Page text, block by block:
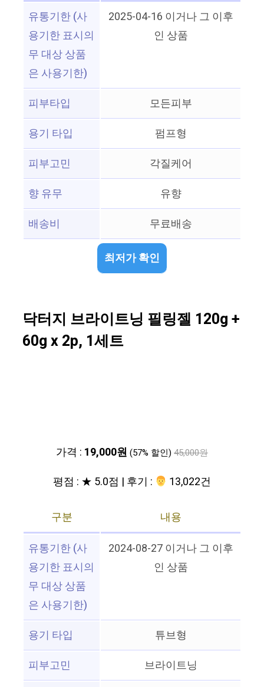
유통기한 (사
용기한 표시의
무 대상 상품
은 사용기한)
2025-04-16 이거나 그 이후
인 상품
피부타입
모든피부
용기 타입
펌프형
피부고민
각질케어
향 유무
유향
배송비
무료배송
최저가 확인
닥터지 브라이트닝 필링젤 120g +
60g x 2p, 1세트
가격 : 19,000원 (57% 할인) 45,000원
평점 : ★ 5.0점 | 후기 : ‍‍ 13,022건
구분
내용
유통기한 (사
용기한 표시의
무 대상 상품
은 사용기한)
2024-08-27 이거나 그 이후
인 상품
용기 타입
튜브형
피부고민
브라이트닝